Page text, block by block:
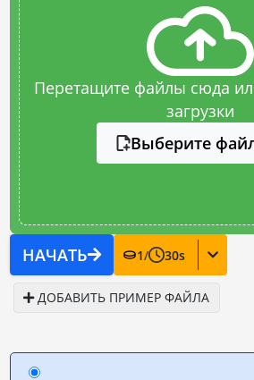
Перетащите файлы сюда
загрузки
Выберите
НАЧАТЬ 1/ 30s
ДОБАВИТЬ ПРИМЕР ФАЙЛА